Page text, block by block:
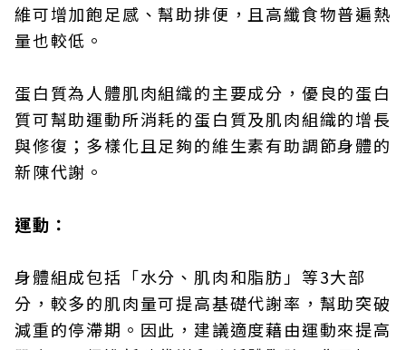
維可增加飽足感、幫助排便，且高纖食物普遍熱
量也較低。
蛋白質為人體肌肉組織的主要成分，優良的蛋白
質可幫助運動所消耗的蛋白質及肌肉組織的增長
與修復；多樣化且足夠的維生素有助調節身體的
新陳代謝。
運動：
身體組成包括「水分、肌肉和脂肪」等3大部
分，較多的肌肉量可提高基礎代謝率，幫助突破
減重的停滯期。因此，建議適度藉由運動來提高